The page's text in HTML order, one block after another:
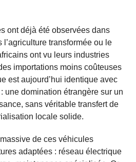
ont déjà été observées dans
l’agriculture transformée ou le
ont vu leurs industries
importations moins coûteuses
est aujourd’hui identique avec
une domination étrangère sur un
sans véritable transfert de
locale solide.
de ces véhicules
adaptées : réseau électrique